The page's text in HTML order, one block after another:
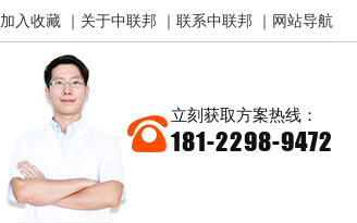
加入收藏 ｜ 关于中联邦 ｜ 联系中联邦 ｜ 网站导航
立刻获取方案热线：
181-2298-9472